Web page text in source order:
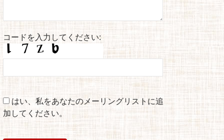
コードを入力してください:
はい、私をあなたのメーリングリストに追
加してください。